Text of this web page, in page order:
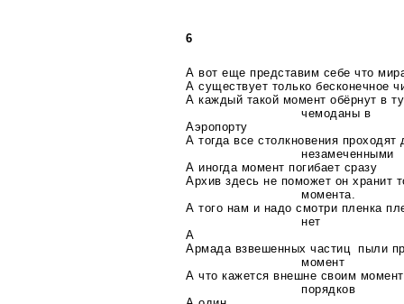
6
А вот еще представим себе что
А существует только бесконечное
А каждый такой момент обёрнут в
чемоданы в
Аэропорту
А тогда все столкновения
незамеченными
А иногда момент погибает сразу
Архив здесь не поможет он хранит
момента.
А того нам и надо смотри пленка
нет
А
Армада взвешенных частиц пыли
момент
А что кажется внешне своим
порядков